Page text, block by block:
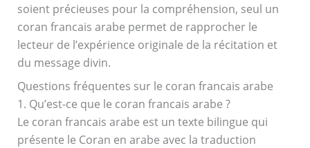
soient précieuses pour la compréhension, seul un
coran francais arabe permet de rapprocher le
lecteur de l’expérience originale de la récitation et
du message divin.
Questions fréquentes sur le coran francais arabe
1. Qu’est-ce que le coran francais arabe ?
Le coran francais arabe est un texte bilingue qui
présente le Coran en arabe avec la traduction